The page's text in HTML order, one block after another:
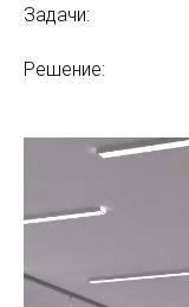
Задачи:
Решение: